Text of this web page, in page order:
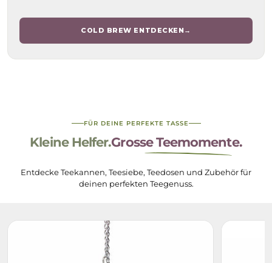
COLD BREW ENTDECKEN →
FÜR DEINE PERFEKTE TASSE
Kleine Helfer.Grosse Teemomente.
Entdecke Teekannen, Teesiebe, Teedosen und Zubehör für
deinen perfekten Teegenuss.